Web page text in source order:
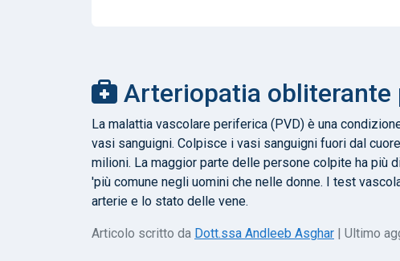
Arteriopatia
La malattia vascolare periferica (PVD) è una
vasi sanguigni. Colpisce i vasi sanguigni fuori dal
milioni. La maggior parte delle persone colpite ha più
'più comune negli uomini che nelle donne. I test
arterie e lo stato delle vene.
Articolo scritto da Dott.ssa Andleeb Asghar | Ultimo